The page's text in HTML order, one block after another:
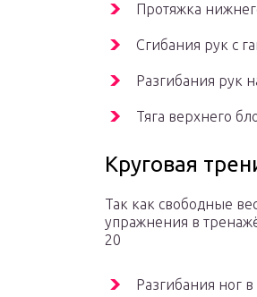
Протяжка
Сгибания рук с
Разгибания рук
Тяга верхнего
Круговая
Так как свободные
упражнения в
20
Разгибания ног в